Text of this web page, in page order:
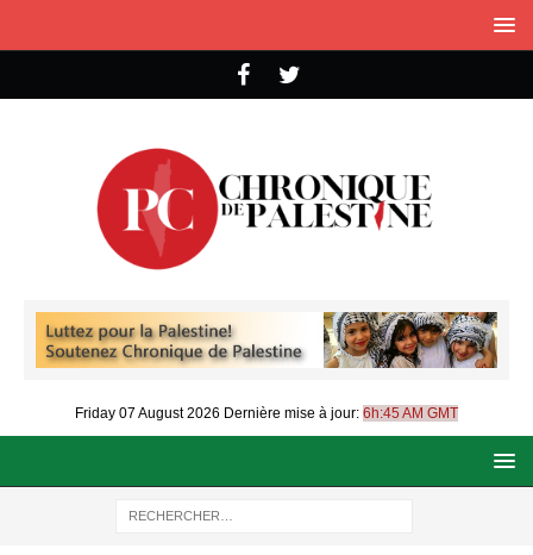
Friday 07 August 2026 Dernière mise à jour: 6h:45 AM GMT